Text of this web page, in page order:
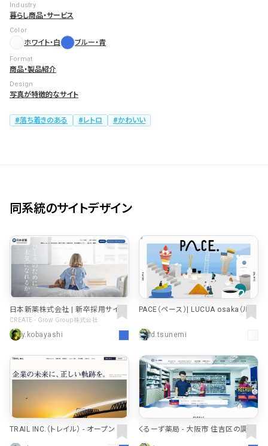
Industry
暮らし商品・サービス
Color
ホワイト・白 ブルー・青
Format
商品・製品紹介
Design
写真が特徴的なサイト
落ち着きのある レトロ かわいい
同系統のサイトデザイン
日本新薬株式会社 | 新卒採用サイト
CREATE - Grow Group株式会社
y.kobayashi
PACE（ペース）| LUCUA osaka（ルク
d.tsunemi
TRAIL INC.（トレイル） - オープン マ
くるーず薬局 - 大阪市 住吉区の調剤